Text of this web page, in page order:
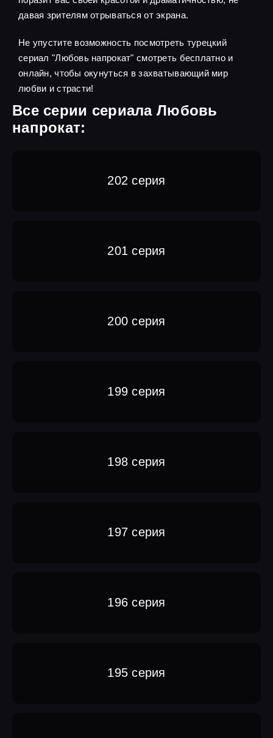
давая зрителям отрываться от экрана.
Не упустите возможность посмотреть турецкий
сериал "Любовь напрокат" смотреть бесплатно и
онлайн, чтобы окунуться в захватывающий мир
любви и страсти!
Все серии сериала Любовь
напрокат:
202 серия
201 серия
200 серия
199 серия
198 серия
197 серия
196 серия
195 серия